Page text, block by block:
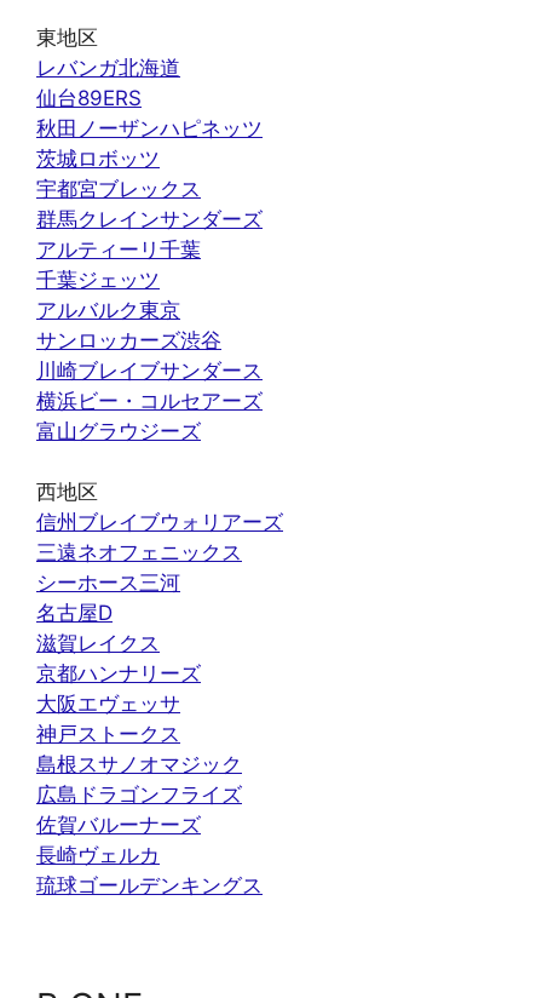
東地区
レバンガ北海道
仙台89ERS
秋田ノーザンハピネッツ
茨城ロボッツ
宇都宮ブレックス
群馬クレインサンダーズ
アルティーリ千葉
千葉ジェッツ
アルバルク東京
サンロッカーズ渋谷
川崎ブレイブサンダース
横浜ビー・コルセアーズ
富山グラウジーズ
西地区
信州ブレイブウォリアーズ
三遠ネオフェニックス
シーホース三河
名古屋D
滋賀レイクス
京都ハンナリーズ
大阪エヴェッサ
神戸ストークス
島根スサノオマジック
広島ドラゴンフライズ
佐賀バルーナーズ
長崎ヴェルカ
琉球ゴールデンキングス